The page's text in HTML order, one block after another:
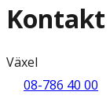
Kontakt
Växel
08-786 40 00